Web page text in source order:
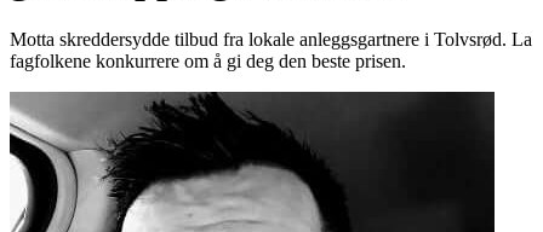
Motta skreddersydde tilbud fra lokale anleggsgartnere i Tolvsrød. La
fagfolkene konkurrere om å gi deg den beste prisen.